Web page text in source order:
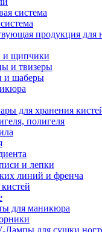
система
продукция для
и щипчики
и твизеры
и шаберы
для хранения
полигеля
и лепки
линий и френча
для маникюра